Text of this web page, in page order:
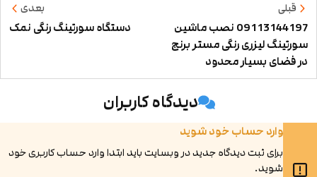
قبلی
09113144197 نصب ماشین
سورتینگ لیزری رنگی مستر برنج
در فضای بسیار محدود
بعدی
دستگاه سورتینگ رنگی نمک
دیدگاه کاربران
وارد حساب خود شوید
برای ثبت دیدگاه جدید در وبسایت باید ابتدا وارد حساب کاربری خود
شوید.